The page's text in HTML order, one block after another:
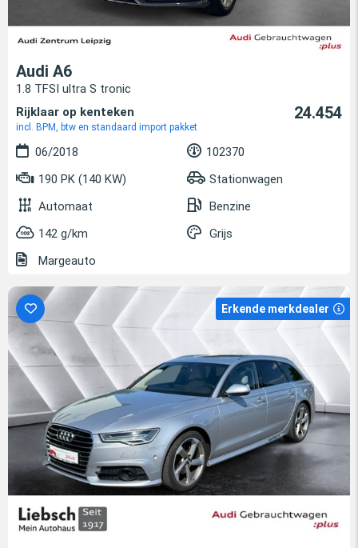
Audi A6
1.8 TFSI ultra S tronic
Rijklaar op kenteken
incl. BPM, btw en standaard import pakket
24.454
06/2018
102370
190 PK (140 KW)
Stationwagen
Automaat
Benzine
142 g/km
Grijs
Margeauto
Erkende merkdealer